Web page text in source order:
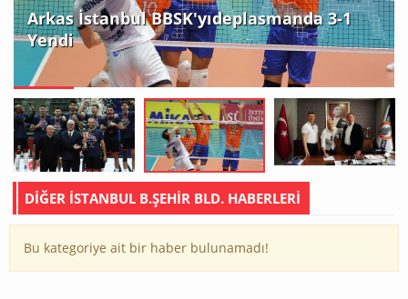
Arkas İstanbul BBSK'yıdeplasmanda 3-1
Yendi
DİĞER İSTANBUL B.ŞEHİR BLD. HABERLERİ
Bu kategoriye ait bir haber bulunamadı!